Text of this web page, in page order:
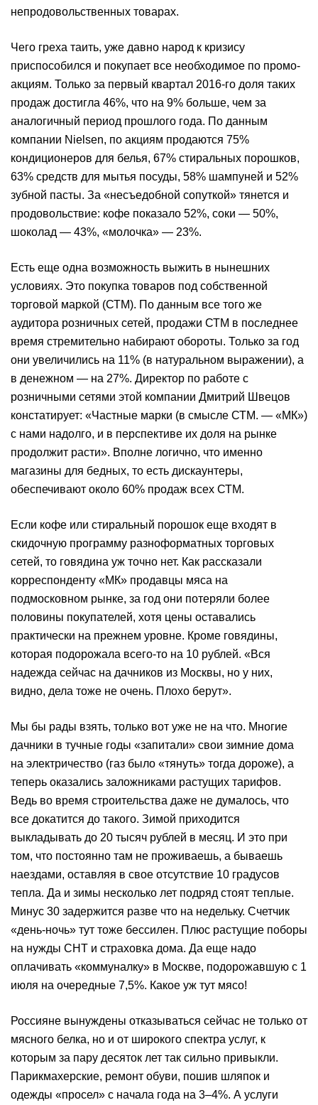
непродовольственных товарах.
Чего греха таить, уже давно народ к кризису
приспособился и покупает все необходимое по промо-
акциям. Только за первый квартал 2016-го доля таких
продаж достигла 46%, что на 9% больше, чем за
аналогичный период прошлого года. По данным
компании Nielsеn, по акциям продаются 75%
кондиционеров для белья, 67% стиральных порошков,
63% средств для мытья посуды, 58% шампуней и 52%
зубной пасты. За «несъедобной сопуткой» тянется и
продовольствие: кофе показало 52%, соки — 50%,
шоколад — 43%, «молочка» — 23%.
Есть еще одна возможность выжить в нынешних
условиях. Это покупка товаров под собственной
торговой маркой (СТМ). По данным все того же
аудитора розничных сетей, продажи СТМ в последнее
время стремительно набирают обороты. Только за год
они увеличились на 11% (в натуральном выражении), а
в денежном — на 27%. Директор по работе с
розничными сетями этой компании Дмитрий Швецов
констатирует: «Частные марки (в смысле СТМ. — «МК»)
с нами надолго, и в перспективе их доля на рынке
продолжит расти». Вполне логично, что именно
магазины для бедных, то есть дискаунтеры,
обеспечивают около 60% продаж всех СТМ.
Если кофе или стиральный порошок еще входят в
скидочную программу разноформатных торговых
сетей, то говядина уж точно нет. Как рассказали
корреспонденту «МК» продавцы мяса на
подмосковном рынке, за год они потеряли более
половины покупателей, хотя цены оставались
практически на прежнем уровне. Кроме говядины,
которая подорожала всего-то на 10 рублей. «Вся
надежда сейчас на дачников из Москвы, но у них,
видно, дела тоже не очень. Плохо берут».
Мы бы рады взять, только вот уже не на что. Многие
дачники в тучные годы «запитали» свои зимние дома
на электричество (газ было «тянуть» тогда дороже), а
теперь оказались заложниками растущих тарифов.
Ведь во время строительства даже не думалось, что
все докатится до такого. Зимой приходится
выкладывать до 20 тысяч рублей в месяц. И это при
том, что постоянно там не проживаешь, а бываешь
наездами, оставляя в свое отсутствие 10 градусов
тепла. Да и зимы несколько лет подряд стоят теплые.
Минус 30 задержится разве что на недельку. Счетчик
«день-ночь» тут тоже бессилен. Плюс растущие поборы
на нужды СНТ и страховка дома. Да еще надо
оплачивать «коммуналку» в Москве, подорожавшую с 1
июля на очередные 7,5%. Какое уж тут мясо!
Россияне вынуждены отказываться сейчас не только от
мясного белка, но и от широкого спектра услуг, к
которым за пару десяток лет так сильно привыкли.
Парикмахерские, ремонт обуви, пошив шляпок и
одежды «просел» с начала года на 3–4%. А услуги